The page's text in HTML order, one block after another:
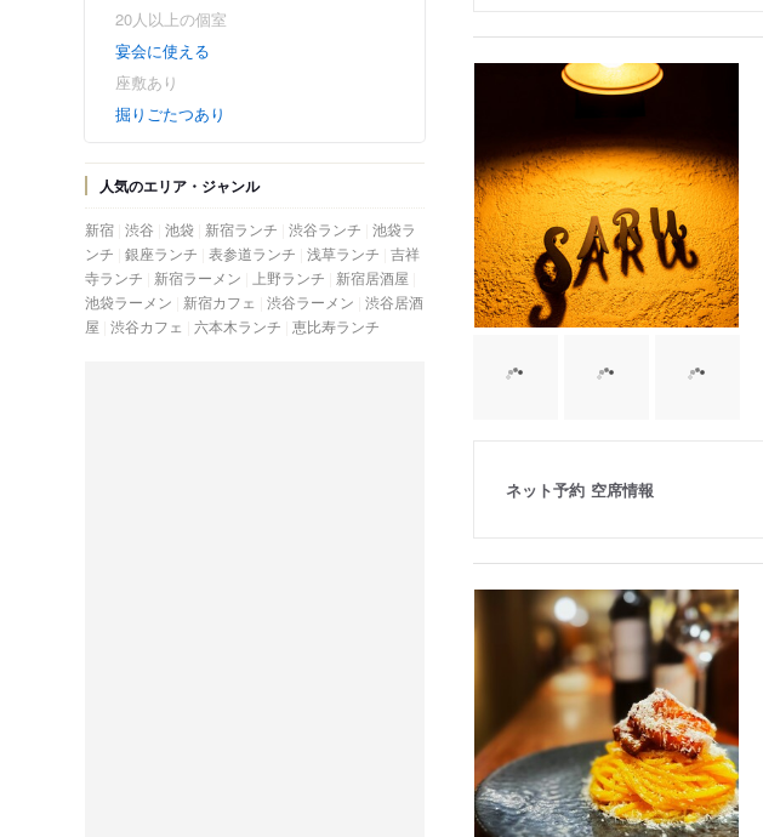
20人以上の個室
宴会に使える
座敷あり
掘りごたつあり
人気のエリア・ジャンル
新宿 渋谷 池袋 新宿ランチ 渋谷ランチ 池袋ラ
ンチ 銀座ランチ 表参道ランチ 浅草ランチ 吉祥
寺ランチ
新宿ラーメン 上野ランチ
新宿居酒屋
池袋ラーメン
新宿カフェ 渋谷ラーメン 渋谷居酒
屋 渋谷カフェ 六本木ランチ 恵比寿ランチ
ネット予約 空席情報